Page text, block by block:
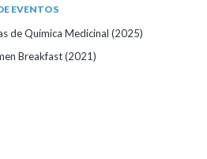
EVENTOS
de Química Medicinal (2025)
Breakfast (2021)